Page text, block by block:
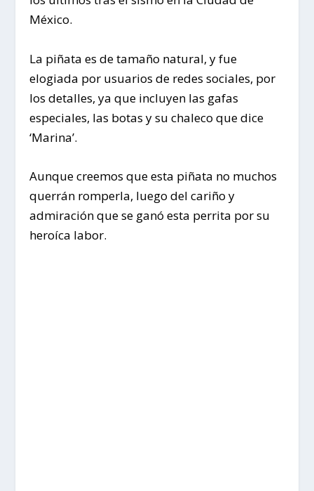
México.
La piñata es de tamaño natural, y fue
elogiada por usuarios de redes sociales, por
los detalles, ya que incluyen las gafas
especiales, las botas y su chaleco que dice
‘Marina’.
Aunque creemos que esta piñata no muchos
querrán romperla, luego del cariño y
admiración que se ganó esta perrita por su
heroíca labor.